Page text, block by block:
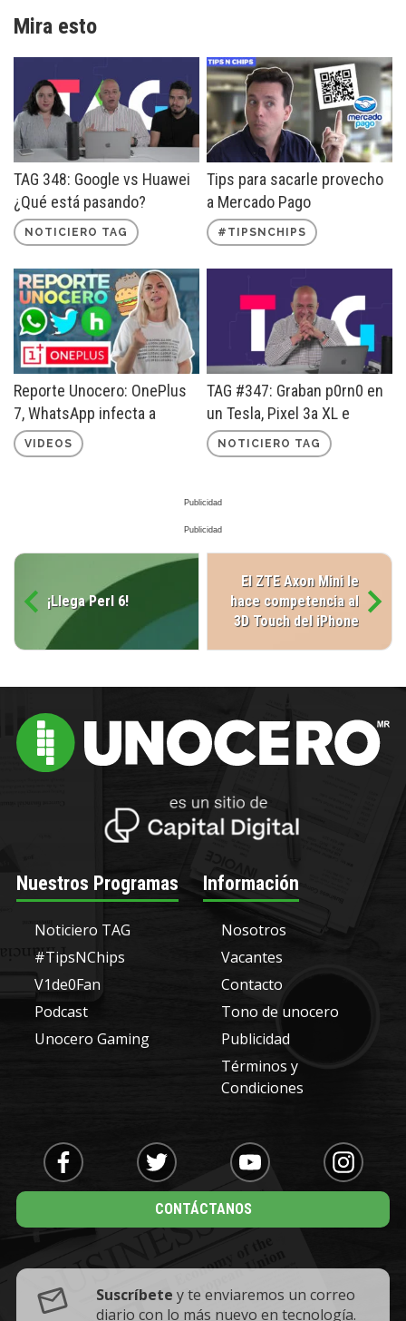
Mira esto
TAG 348: Google vs Huawei
¿Qué está pasando?
NOTICIERO TAG
Tips para sacarle provecho
a Mercado Pago
#TIPSNCHIPS
Reporte Unocero: OnePlus
7, WhatsApp infecta a
millones y más
VIDEOS
TAG #347: Graban p0rn0 en
un Tesla, Pixel 3a XL e
¿Internet en todo México?
NOTICIERO TAG
¡Llega Perl 6!
El ZTE Axon Mini le
hace competencia al
3D Touch del iPhone
Nuestros Programas
Noticiero TAG
#TipsNChips
V1de0Fan
Podcast
Unocero Gaming
Información
Nosotros
Vacantes
Contacto
Tono de unocero
Publicidad
Términos y
Condiciones
CONTÁCTANOS
Suscríbete y te enviaremos un correo
diario con lo más nuevo en tecnología.